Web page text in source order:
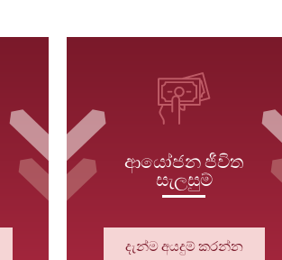
ආයෝජන ජීවිත
සැලසුම්
දැන්ම අයදුම් කරන්න